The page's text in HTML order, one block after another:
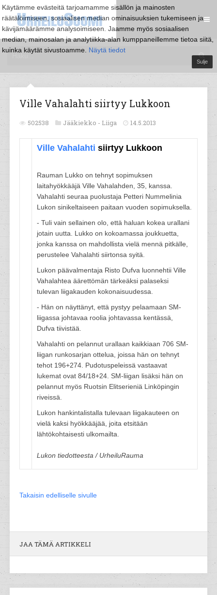
Käytämme evästeitä tarjoamamme sisällön ja mainosten
räätälöimiseen, sosiaalisen median ominaisuuksien tukemiseen ja
kävijämäärämme analysoimiseen. Jaamme myös sosiaalisen
median, mainosalan ja analytiikka-alan kumppaneillemme tietoa siitä,
kuinka käytät sivustoamme. Näytä tiedot
Sulje
Ville Vahalahti siirtyy Lukkoon
502538 Jääkiekko - Liiga 14.5.2013
Ville Vahalahti siirtyy Lukkoon
Rauman Lukko on tehnyt sopimuksen
laitahyökkääjä Ville Vahalahden, 35, kanssa.
Vahalahti seuraa puolustaja Petteri Nummelinia
Lukon sinikeltaiseen paitaan vuoden sopimuksella.
- Tuli vain sellainen olo, että haluan kokea urallani
jotain uutta. Lukko on kokoamassa joukkuetta,
jonka kanssa on mahdollista vielä mennä pitkälle,
perustelee Vahalahti siirtonsa syitä.
Lukon päävalmentaja Risto Dufva luonnehtii Ville
Vahalahtea äärettömän tärkeäksi palaseksi
tulevan liigakauden kokonaisuudessa.
- Hän on näyttänyt, että pystyy pelaamaan SM-
liigassa johtavaa roolia johtavassa kentässä,
Dufva tiivistää.
Vahalahti on pelannut urallaan kaikkiaan 706 SM-
liigan runkosarjan ottelua, joissa hän on tehnyt
tehot 196+274. Pudotuspeleissä vastaavat
lukemat ovat 84/18+24. SM-liigan lisäksi hän on
pelannut myös Ruotsin Elitserieniä Linköpingin
riveissä.
Lukon hankintalistalla tulevaan liigakauteen on
vielä kaksi hyökkääjää, joita etsitään
lähtökohtaisesti ulkomailta.
Lukon tiedotteesta / UrheiluRauma
Takaisin edelliselle sivulle
JAA TÄMÄ ARTIKKELI